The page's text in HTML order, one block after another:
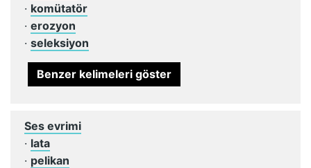
· komütatör
· erozyon
· seleksiyon
Benzer kelimeleri göster
Ses evrimi
· lata
· pelikan